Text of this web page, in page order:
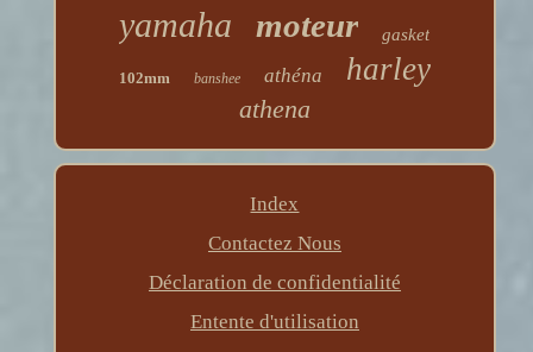
yamaha moteur gasket
102mm banshee athéna harley
athena
Index
Contactez Nous
Déclaration de confidentialité
Entente d'utilisation